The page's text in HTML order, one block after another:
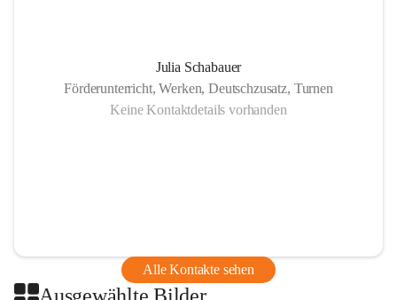
Julia Schabauer
Förderunterricht, Werken, Deutschzusatz, Turnen
Keine Kontaktdetails vorhanden
Alle Kontakte sehen
Ausgewählte Bilder